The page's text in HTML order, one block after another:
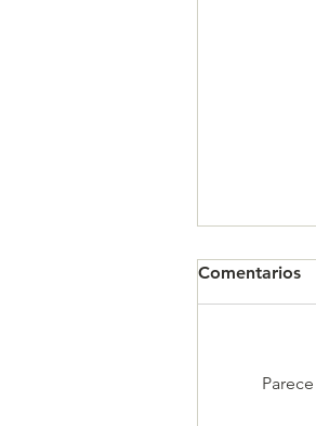
Comentarios